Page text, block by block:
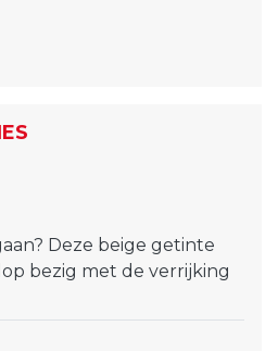
Deze beige getinte
bezig met de verrijking